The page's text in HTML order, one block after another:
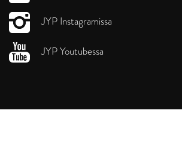
JYP Instagramissa
JYP Youtubessa